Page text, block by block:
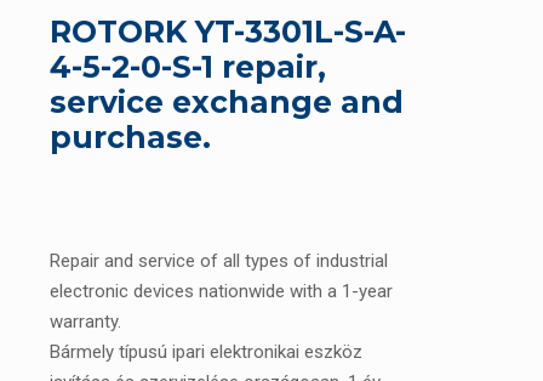
ROTORK YT-3301L-S-A-
4-5-2-0-S-1 repair,
service exchange and
purchase.
Repair and service of all types of industrial
electronic devices nationwide with a 1-year
warranty.
Bármely típusú ipari elektronikai eszköz